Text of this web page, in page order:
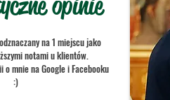
na 1 miejscu jako
notami u klientów.
mnie na Google i Facebooku
:)